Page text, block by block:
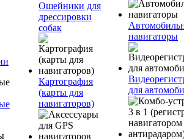
Ошейники для
дрессировки
собак
Картография
(карты для
навигаторов)
навигаторы
для